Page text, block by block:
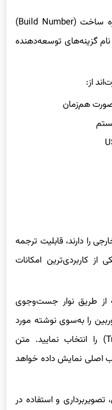
گزینه‌های توسعه‌دهنده
از:
هم‌زمان
را دارند، قابلیت ترجمه
از کاربردی‌ترین امکانات
را به‌سوی نوشته مورد
نظر گرفته و گزینه ترجمه (Translate) را انتخاب نمایید. متن
اصلی نمایش داده خواهد
و استفاده در
رایانه نیز هستند. افزون بر آن، اپلیکیشن رسمی Google Translate